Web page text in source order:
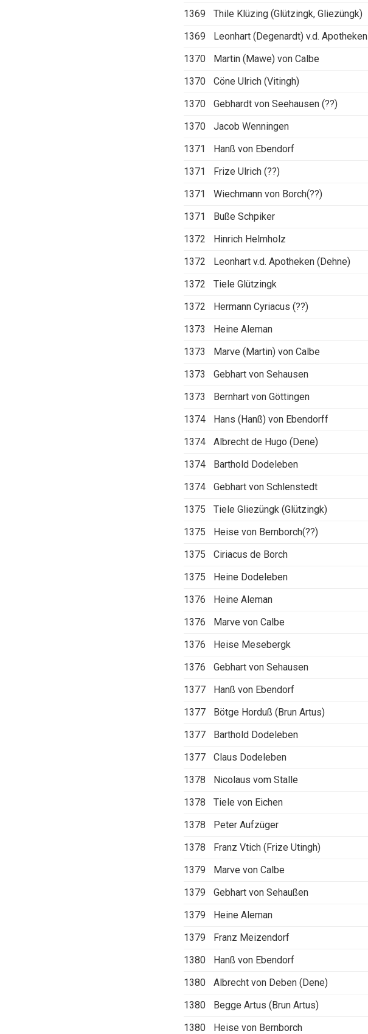
1369
Thile Klüzing (Glützingk, Gliezüngk)
1369
Leonhart (Degenardt) v.d. Apotheken
1370
Martin (Mawe) von Calbe
1370
Cöne Ulrich (Vitingh)
1370
Gebhardt von Seehausen (??)
1370
Jacob Wenningen
1371
Hanß von Ebendorf
1371
Frize Ulrich (??)
1371
Wiechmann von Borch(??)
1371
Buße Schpiker
1372
Hinrich Helmholz
1372
Leonhart v.d. Apotheken (Dehne)
1372
Tiele Glützingk
1372
Hermann Cyriacus (??)
1373
Heine Aleman
1373
Marve (Martin) von Calbe
1373
Gebhart von Sehausen
1373
Bernhart von Göttingen
1374
Hans (Hanß) von Ebendorff
1374
Albrecht de Hugo (Dene)
1374
Barthold Dodeleben
1374
Gebhart von Schlenstedt
1375
Tiele Gliezüngk (Glützingk)
1375
Heise von Bernborch(??)
1375
Ciriacus de Borch
1375
Heine Dodeleben
1376
Heine Aleman
1376
Marve von Calbe
1376
Heise Mesebergk
1376
Gebhart von Sehausen
1377
Hanß von Ebendorf
1377
Bötge Horduß (Brun Artus)
1377
Barthold Dodeleben
1377
Claus Dodeleben
1378
Nicolaus vom Stalle
1378
Tiele von Eichen
1378
Peter Aufzüger
1378
Franz Vtich (Frize Utingh)
1379
Marve von Calbe
1379
Gebhart von Sehaußen
1379
Heine Aleman
1379
Franz Meizendorf
1380
Hanß von Ebendorf
1380
Albrecht von Deben (Dene)
1380
Begge Artus (Brun Artus)
1380
Heise von Bernborch